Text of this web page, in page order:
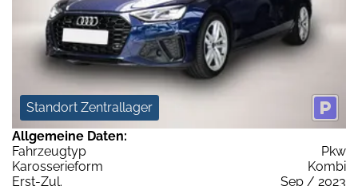
Standort Zentrallager
Allgemeine Daten:
Fahrzeugtyp
Pkw
Karosserieform
Kombi
Erst-Zul.
Sep / 2023